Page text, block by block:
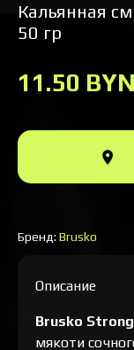
Кальянная
50 гр
Бренд: Brusko
11.50 BYN
Описание
Brusko
мякоти